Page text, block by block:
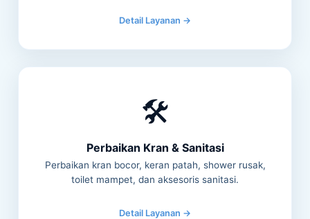
Detail Layanan →
🛠️
Perbaikan Kran & Sanitasi
Perbaikan kran bocor, keran patah, shower rusak,
toilet mampet, dan aksesoris sanitasi.
Detail Layanan →